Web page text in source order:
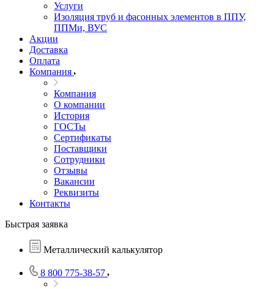
Услуги
Изоляция труб и фасонных элементов в ППУ,
ППМи, ВУС
Акции
Доставка
Оплата
Компания
Компания
О компании
История
ГОСТы
Сертификаты
Поставщики
Сотрудники
Отзывы
Вакансии
Реквизиты
Контакты
Быстрая заявка
Металлический калькулятор
8 800 775-38-57